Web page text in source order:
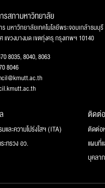
รสภามหาวิทยาลัย
มหาวิทยาลัยเทคโนโลยีพระจอมเกล้าธนบุรี
แขวงบางมด เขตทุ่งครุ กรุงเทพฯ 10140
8035, 8040, 8063
8046
และความโปร่งใสฯ (ITA)
ะทรวง อว.
ติดต่
ติดต่อ
แผนที่
บุคลา